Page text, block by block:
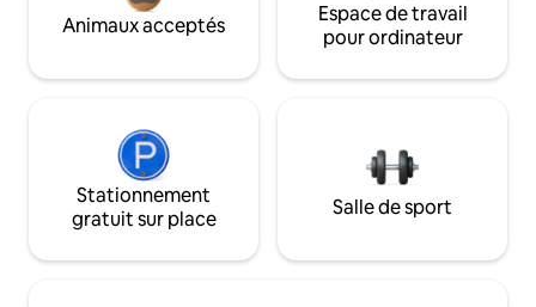
Animaux acceptés
Espace de travail
pour ordinateur
Stationnement
gratuit sur place
Salle de sport